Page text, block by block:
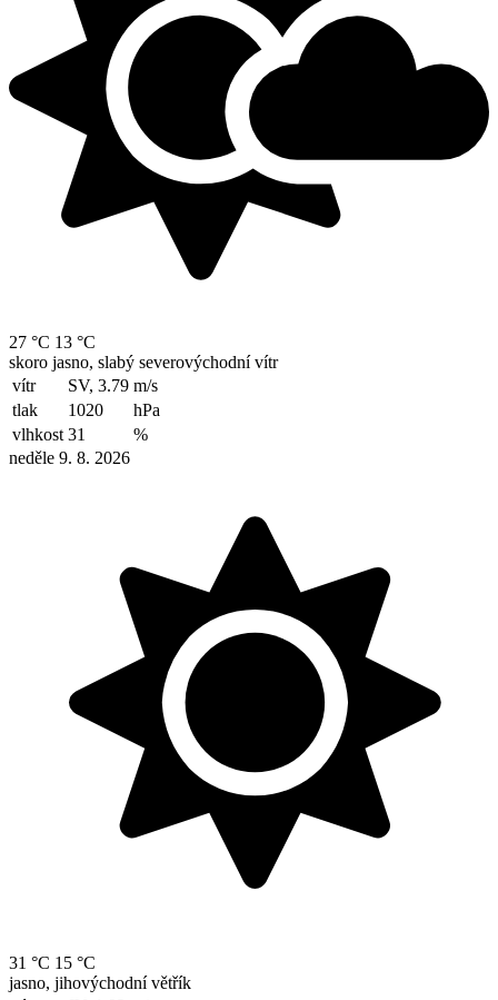
27 °C 13 °C
skoro jasno, slabý severovýchodní vítr
vítr
SV, 3.79 m/s
tlak
1020
hPa
vlhkost 31
%
neděle 9. 8. 2026
31 °C 15 °C
jasno, jihovýchodní větřík